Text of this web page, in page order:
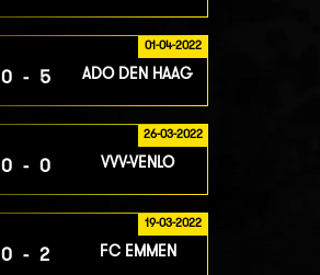
01-04-2022
0-5 ADO DEN HAAG
26-03-2022
0-0 VVV-VENLO
19-03-2022
0-2 FC EMMEN